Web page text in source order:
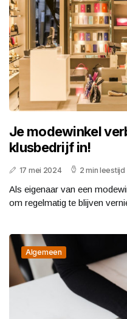
Je modewinkel
klusbedrijf in!
17 mei 2024 2 min leestijd
Als eigenaar van een
om regelmatig te blijven
Algemeen